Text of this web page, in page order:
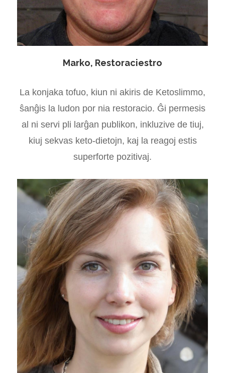
Marko, Restoraciestro
La konjaka tofuo, kiun ni akiris de Ketoslimmo,
ŝanĝis la ludon por nia restoracio. Ĝi permesis
al ni servi pli larĝan publikon, inkluzive de tiuj,
kiuj sekvas keto-dietojn, kaj la reagoj estis
superforte pozitivaj.